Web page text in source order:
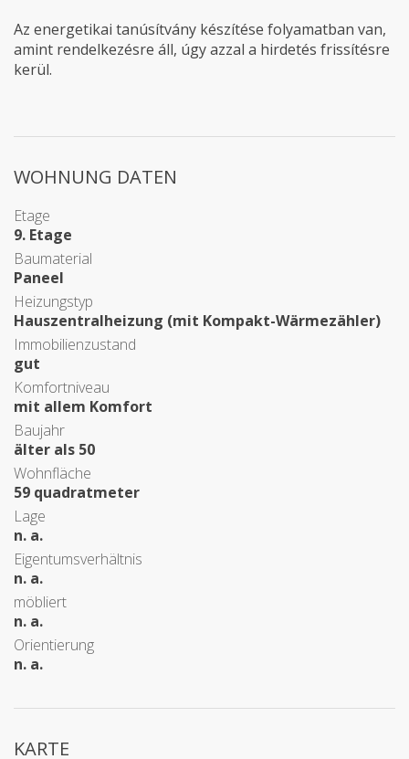
Az energetikai tanúsítvány készítése folyamatban van,
amint rendelkezésre áll, úgy azzal a hirdetés frissítésre
kerül.
WOHNUNG DATEN
Etage
9. Etage
Baumaterial
Paneel
Heizungstyp
Hauszentralheizung (mit Kompakt-Wärmezähler)
Immobilienzustand
gut
Komfortniveau
mit allem Komfort
Baujahr
älter als 50
Wohnfläche
59 quadratmeter
Lage
n. a.
Eigentumsverhältnis
n. a.
möbliert
n. a.
Orientierung
n. a.
KARTE